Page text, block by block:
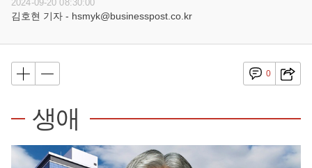
2024-09-20 08:30:00
김호현 기자 - hsmyk@businesspost.co.kr
0
생애